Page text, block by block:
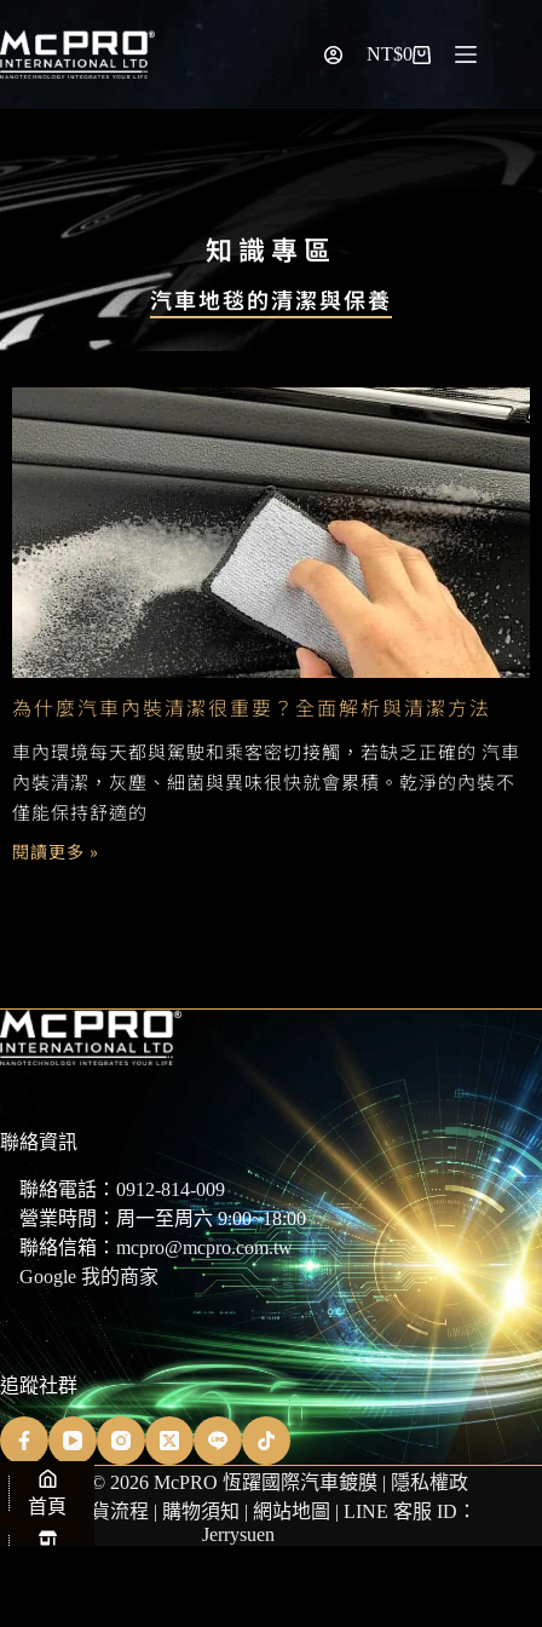
NT$0
知識專區
汽車地毯的清潔與保養
為什麼汽車內裝清潔很重要？全面解析與清潔方法
車內環境每天都與駕駛和乘客密切接觸，若缺乏正確的 汽車
內裝清潔，灰塵、細菌與異味很快就會累積。乾淨的內裝不
僅能保持舒適的
閱讀更多 »
聯絡資訊
聯絡電話： 0912-814-009
營業時間：周一至周六 9:00~18:00
聯絡信箱： mcpro@mcpro.com.tw
Google 我的商家
追蹤社群
Copyright © 2026 McPRO 恆躍國際汽車鍍膜 | 隱私權政
策
|商品退貨流程 | 購物須知 |網站地圖 | LINE 客服 ID：
Jerrysuen
首頁